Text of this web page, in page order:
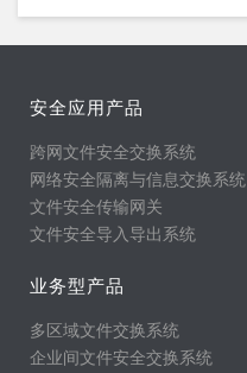
安全应用产品
跨网文件安全交换系统
网络安全隔离与信息交换系统
文件安全传输网关
文件安全导入导出系统
业务型产品
多区域文件交换系统
企业间文件安全交换系统